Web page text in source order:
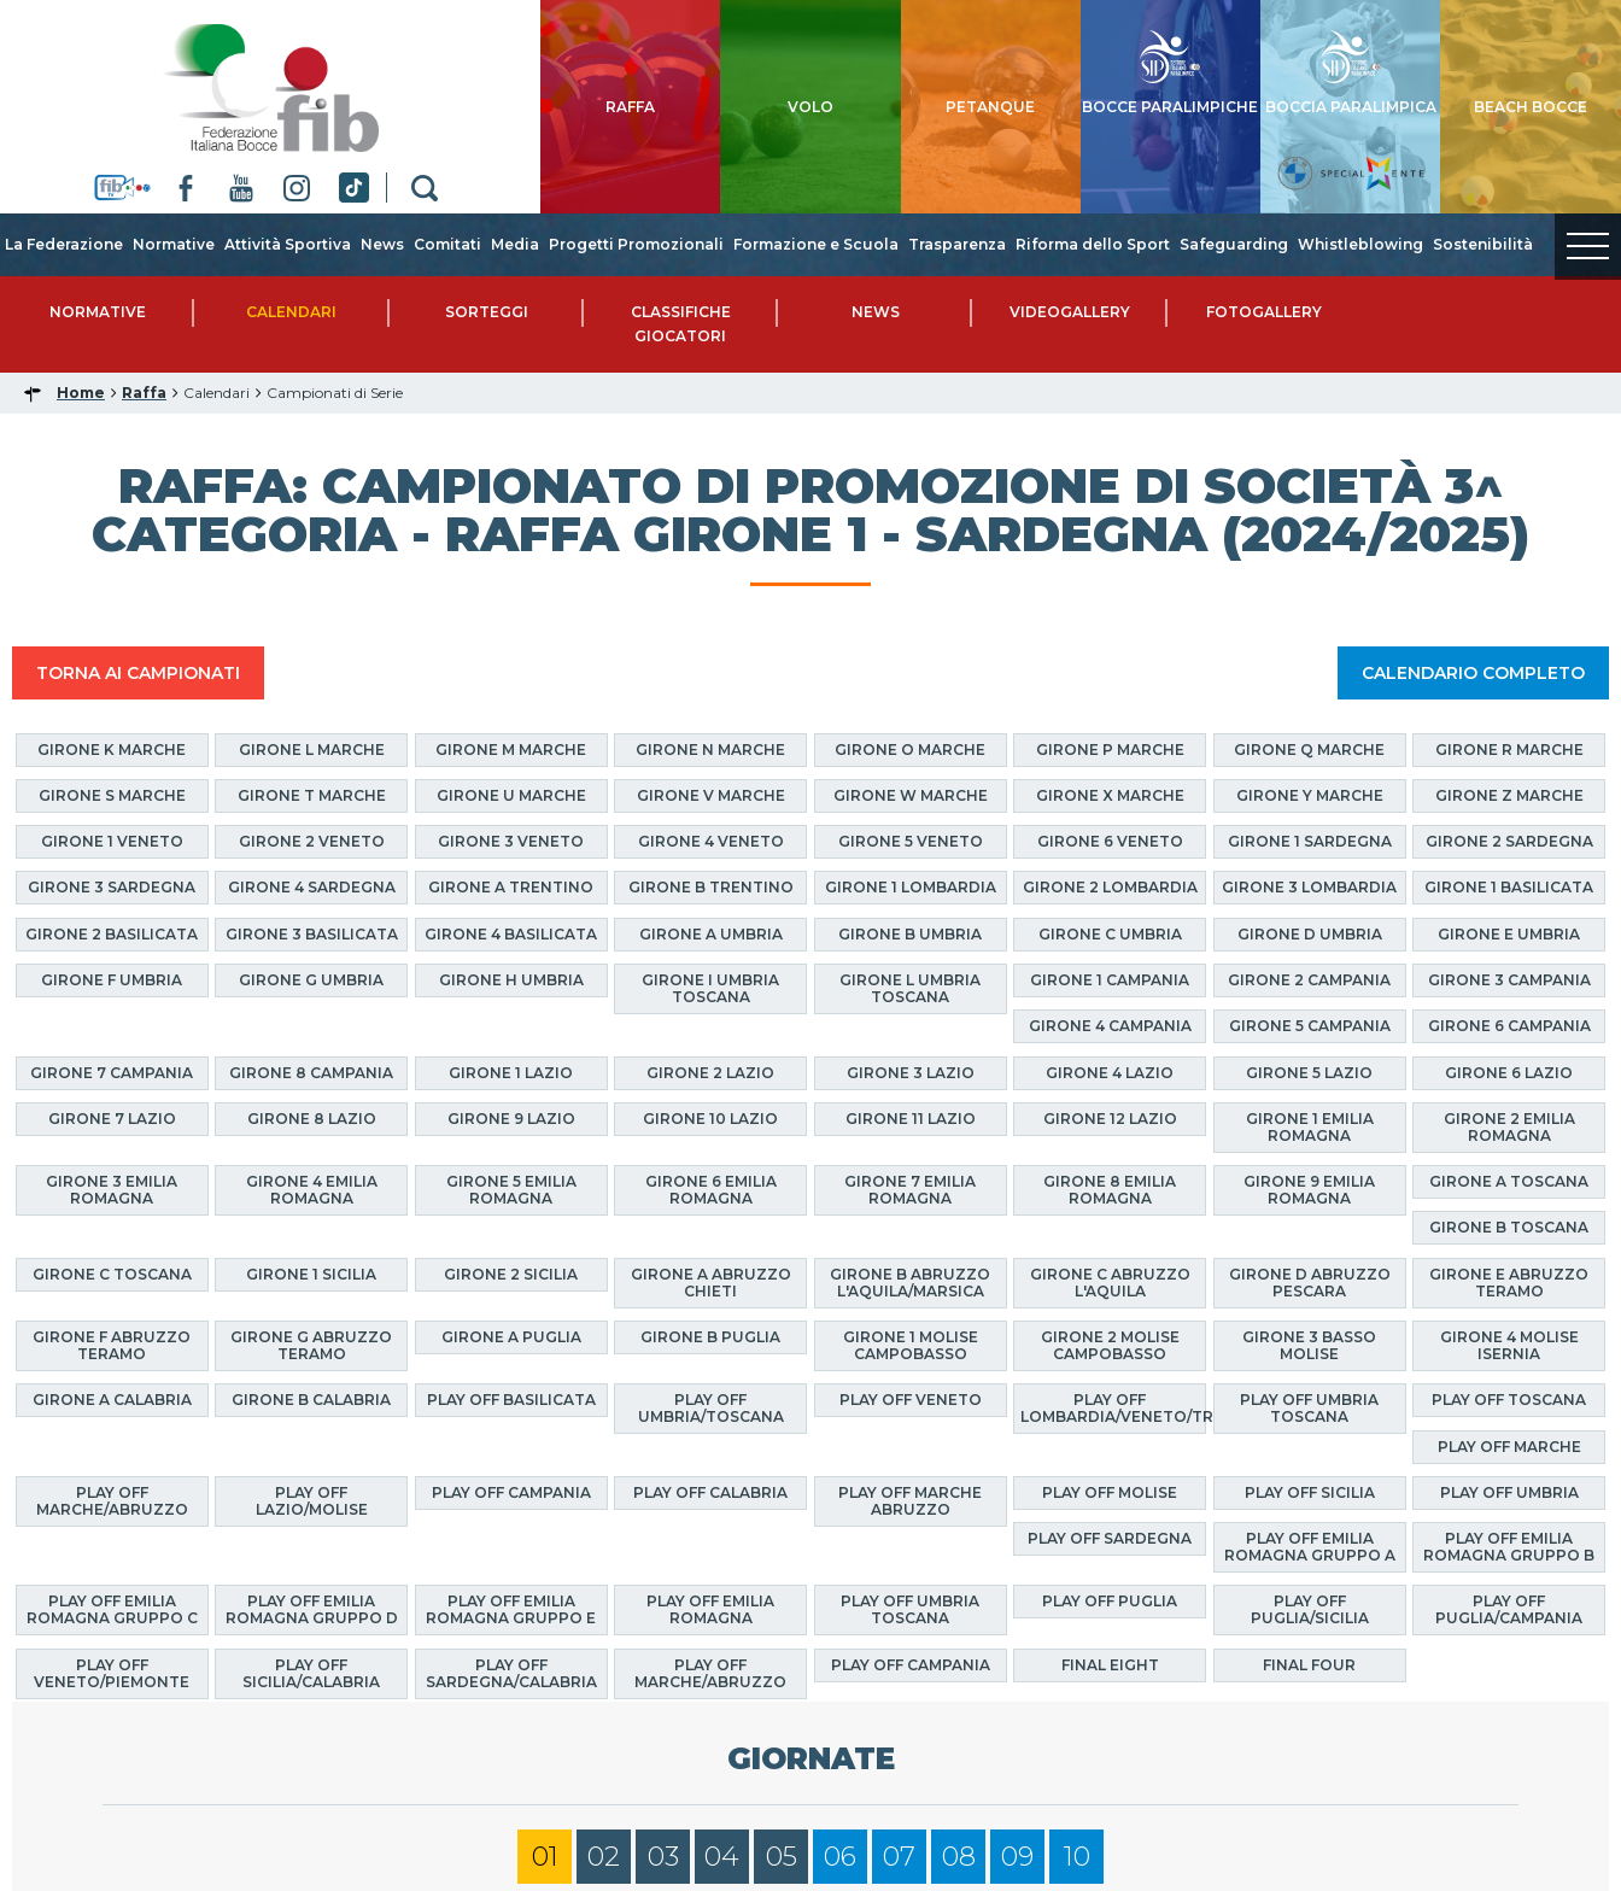
RAFFA VOLO PETANQUE BOCCE PARALIMPICHE BOCCIA PARALIMPICA BEACH BOCCE
La Federazione Normative Attività Sportiva News Comitati Media Progetti Promozionali Formazione e Scuola Trasparenza Riforma dello Sport Safeguarding Whistleblowing Sostenibilità
NORMATIVE CALENDARI SORTEGGI
CLASSIFICHE
GIOCATORI
NEWS VIDEOGALLERY FOTOGALLERY
Home Raffa Calendari Campionati di Serie
RAFFA: CAMPIONATO DI PROMOZIONE DI SOCIETÀ 3^
CATEGORIA - RAFFA GIRONE 1 - SARDEGNA (2024/2025)
TORNA AI CAMPIONATI CALENDARIO COMPLETO
GIRONE K MARCHE GIRONE L MARCHE GIRONE M MARCHE GIRONE N MARCHE GIRONE O MARCHE GIRONE P MARCHE GIRONE Q MARCHE GIRONE R MARCHE
GIRONE S MARCHE GIRONE T MARCHE GIRONE U MARCHE GIRONE V MARCHE GIRONE W MARCHE GIRONE X MARCHE GIRONE Y MARCHE GIRONE Z MARCHE
GIRONE 1 VENETO GIRONE 2 VENETO GIRONE 3 VENETO GIRONE 4 VENETO GIRONE 5 VENETO GIRONE 6 VENETO GIRONE 1 SARDEGNA GIRONE 2 SARDEGNA
GIRONE 3 SARDEGNA GIRONE 4 SARDEGNA GIRONE A TRENTINO GIRONE B TRENTINO GIRONE 1 LOMBARDIA GIRONE 2 LOMBARDIA GIRONE 3 LOMBARDIA GIRONE 1 BASILICATA
GIRONE 2 BASILICATA GIRONE 3 BASILICATA GIRONE 4 BASILICATA GIRONE A UMBRIA GIRONE B UMBRIA GIRONE C UMBRIA GIRONE D UMBRIA GIRONE E UMBRIA
GIRONE F UMBRIA GIRONE G UMBRIA GIRONE H UMBRIA
GIRONE I UMBRIA
TOSCANA
GIRONE L UMBRIA
TOSCANA
GIRONE 1 CAMPANIA GIRONE 2 CAMPANIA GIRONE 3 CAMPANIA
GIRONE 4 CAMPANIA GIRONE 5 CAMPANIA GIRONE 6 CAMPANIA
GIRONE 7 CAMPANIA GIRONE 8 CAMPANIA GIRONE 1 LAZIO GIRONE 2 LAZIO GIRONE 3 LAZIO GIRONE 4 LAZIO GIRONE 5 LAZIO GIRONE 6 LAZIO
GIRONE 7 LAZIO GIRONE 8 LAZIO GIRONE 9 LAZIO GIRONE 10 LAZIO GIRONE 11 LAZIO GIRONE 12 LAZIO
GIRONE 1 EMILIA
ROMAGNA
GIRONE 2 EMILIA
ROMAGNA
GIRONE 3 EMILIA
ROMAGNA
GIRONE 4 EMILIA
ROMAGNA
GIRONE 5 EMILIA
ROMAGNA
GIRONE 6 EMILIA
ROMAGNA
GIRONE 7 EMILIA
ROMAGNA
GIRONE 8 EMILIA
ROMAGNA
GIRONE 9 EMILIA
ROMAGNA
GIRONE A TOSCANA
GIRONE B TOSCANA
GIRONE C TOSCANA GIRONE 1 SICILIA GIRONE 2 SICILIA
GIRONE A ABRUZZO
CHIETI
GIRONE B ABRUZZO
L'AQUILA/MARSICA
GIRONE C ABRUZZO
L'AQUILA
GIRONE D ABRUZZO
PESCARA
GIRONE E ABRUZZO
TERAMO
GIRONE F ABRUZZO
TERAMO
GIRONE G ABRUZZO
TERAMO
GIRONE A PUGLIA GIRONE B PUGLIA
GIRONE 1 MOLISE
CAMPOBASSO
GIRONE 2 MOLISE
CAMPOBASSO
GIRONE 3 BASSO
MOLISE
GIRONE 4 MOLISE
ISERNIA
GIRONE A CALABRIA GIRONE B CALABRIA PLAY OFF BASILICATA
PLAY OFF
UMBRIA/TOSCANA
PLAY OFF VENETO
PLAY OFF
LOMBARDIA/VENETO/TRENTINO
PLAY OFF UMBRIA
TOSCANA
PLAY OFF TOSCANA
PLAY OFF MARCHE
PLAY OFF
MARCHE/ABRUZZO
PLAY OFF
LAZIO/MOLISE
PLAY OFF CAMPANIA PLAY OFF CALABRIA
PLAY OFF MARCHE
ABRUZZO
PLAY OFF MOLISE PLAY OFF SICILIA PLAY OFF UMBRIA
PLAY OFF SARDEGNA
PLAY OFF EMILIA
ROMAGNA GRUPPO A
PLAY OFF EMILIA
ROMAGNA GRUPPO B
PLAY OFF EMILIA
ROMAGNA GRUPPO C
PLAY OFF EMILIA
ROMAGNA GRUPPO D
PLAY OFF EMILIA
ROMAGNA GRUPPO E
PLAY OFF EMILIA
ROMAGNA
PLAY OFF UMBRIA
TOSCANA
PLAY OFF PUGLIA
PLAY OFF
PUGLIA/SICILIA
PLAY OFF
PUGLIA/CAMPANIA
PLAY OFF
VENETO/PIEMONTE
PLAY OFF
SICILIA/CALABRIA
PLAY OFF
SARDEGNA/CALABRIA
PLAY OFF
MARCHE/ABRUZZO
PLAY OFF CAMPANIA FINAL EIGHT FINAL FOUR
GIORNATE
01 02 03 04 05 06 07 08 09 10